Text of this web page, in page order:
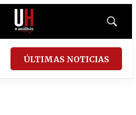
Mostrar
ÚLTIMAS NOTICIAS